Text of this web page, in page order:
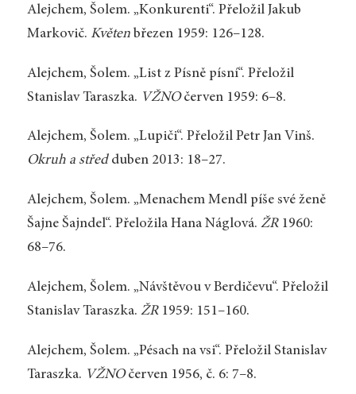
Alejchem, Šolem. „Konkurenti“. Přeložil Jakub
Markovič. Květen březen 1959: 126–128.
Alejchem, Šolem. „List z Písně písní“. Přeložil
Stanislav Taraszka. VŽNOčerven 1959: 6–8.
Alejchem, Šolem. „Lupiči“. Přeložil Petr Jan Vinš.
Okruh a středduben 2013: 18–27.
Alejchem, Šolem. „Menachem Mendl píše své ženě
Šajne Šajndel“. Přeložila Hana Náglová. ŽR1960:
68–76.
Alejchem, Šolem. „Návštěvou v Berdičevu“. Přeložil
Stanislav Taraszka. ŽR 1959: 151–160.
Alejchem, Šolem. „Pésach na vsi“. Přeložil Stanislav
Taraszka. VŽNOčerven 1956, č. 6: 7–8.